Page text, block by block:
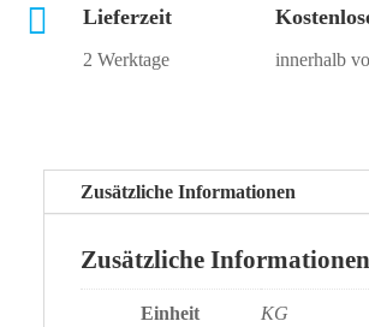
 Lieferzeit
2 Werktage innerhalb
Zusätzliche Informationen
Zusätzliche Informationen
Einheit KG